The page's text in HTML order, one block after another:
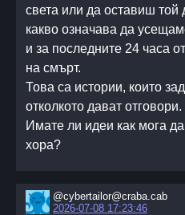
света или да оставиш той
какво означава да
и за последните 24 часа
на смърт.
Това са истории, които
отколкото дават отговори.
Имате ли идеи как мога
хора?
@cybertailor@craba.cab
2026-07-08 17:23:46